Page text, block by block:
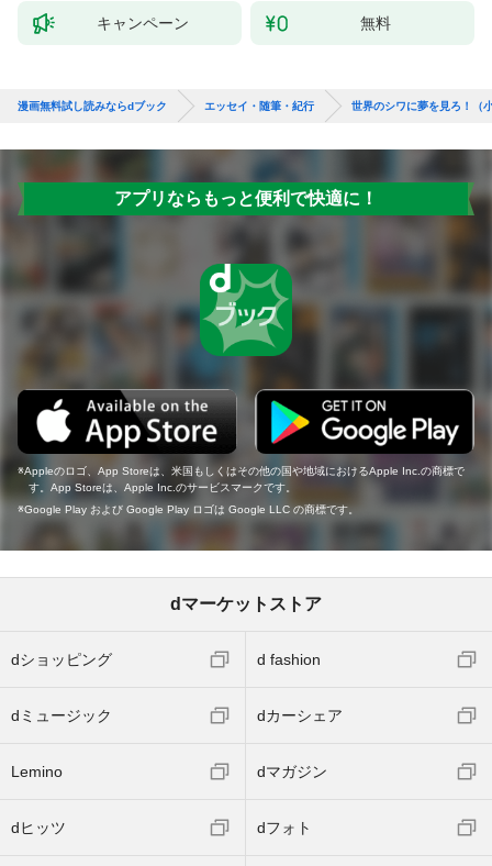
キャンペーン 無料
漫画無料試し読みならdブック エッセイ・随筆・紀行 世界のシワに夢を見ろ！（
アプリならもっと便利で快適に！
Appleのロゴ、App Storeは、米国もしくはその他の国や地域におけるApple Inc.の商標で
す。App Storeは、Apple Inc.のサービスマークです。
Google Play および Google Play ロゴは Google LLC の商標です。
dマーケットストア
dショッピング d fashion
dミュージック dカーシェア
Lemino dマガジン
dヒッツ dフォト